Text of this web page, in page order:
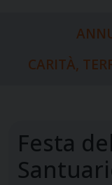
CARITÀ,
Festa